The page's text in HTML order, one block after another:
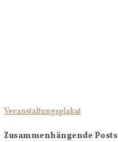
Veranstaltungsplakat
Zusammenhängende Posts